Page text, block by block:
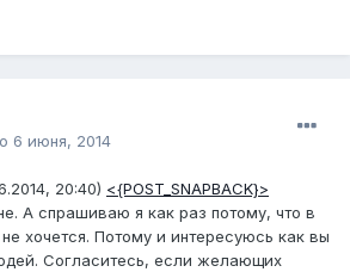
6 июня, 2014
20:40) <{POST_SNAPBACK}>
А спрашиваю я как раз потому, что в
хочется. Потому и интересуюсь как вы
Согласитесь, если желающих